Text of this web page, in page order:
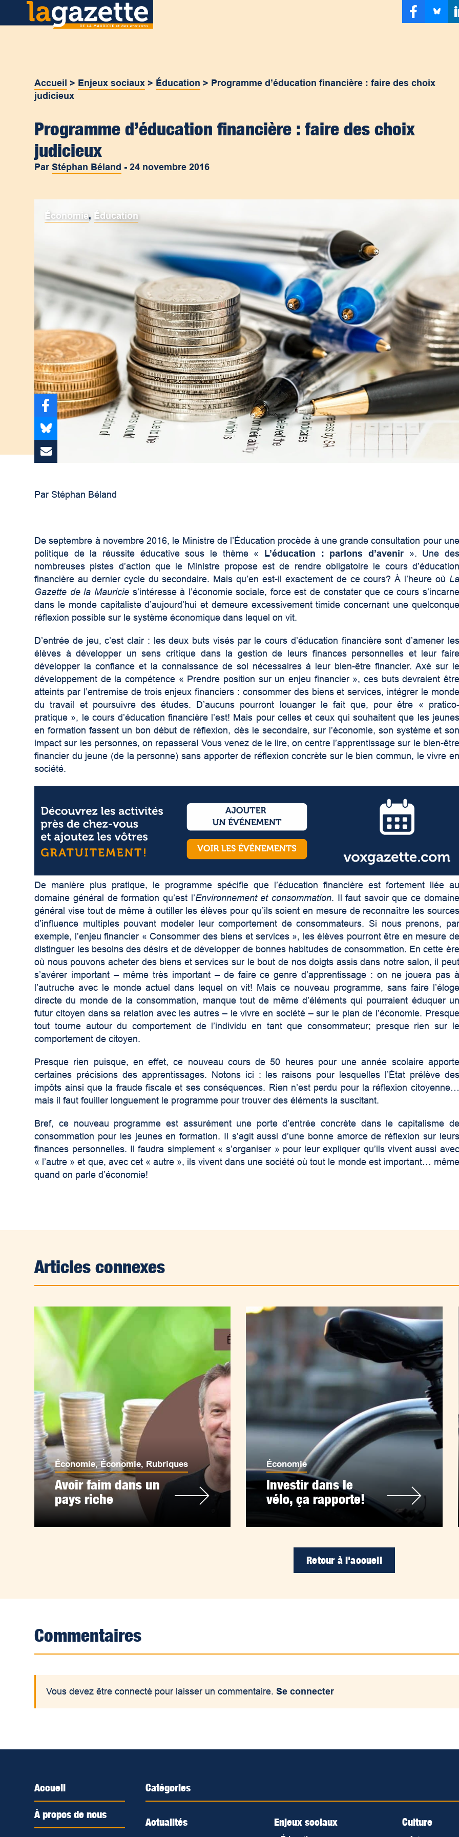
Accueil > Enjeux sociaux > Éducation > Programme d’éducation financière : faire des choix
judicieux
Programme d’éducation financière : faire des choix
judicieux
ParStéphan Béland -24 novembre 2016
Économie, Éducation
Par Stéphan Béland
De septembre à novembre 2016, le Ministre de l’Éducation procède à une grande consultation pour une
politique de la réussite éducative sous le thème «
L’éducation : parlons d’avenir». Une des
nombreuses pistes d’action que le Ministre propose est de rendre obligatoire le cours d’éducation
financière au dernier cycle du secondaire. Mais qu’en est-il exactement de ce cours? À l’heure où La
Gazette de la Mauricie s’intéresse à l’économie sociale, force est de constater que ce cours s’incarne
dans le monde capitaliste d’aujourd’hui et demeure excessivement timide concernant une quelconque
réflexion possible sur le système économique dans lequel on vit.
D’entrée de jeu, c’est clair : les deux buts visés par le cours d’éducation financière sont d’amener les
élèves à développer un sens critique dans la gestion de leurs finances personnelles et leur faire
développer la confiance et la connaissance de soi nécessaires à leur bien-être financier. Axé sur le
développement de la compétence « Prendre position sur un enjeu financier », ces buts devraient être
atteints par l’entremise de trois enjeux financiers : consommer des biens et services, intégrer le monde
du travail et poursuivre des études. D’aucuns pourront louanger le fait que, pour être « pratico-
pratique », le cours d’éducation financière l’est! Mais pour celles et ceux qui souhaitent que les jeunes
en formation fassent un bon début de réflexion, dès le secondaire, sur l’économie, son système et son
impact sur les personnes, on repassera! Vous venez de le lire, on centre l’apprentissage sur le bien-être
financier du jeune (de la personne) sans apporter de réflexion concrète sur le bien commun, le vivre en
société.
De manière plus pratique, le programme spécifie que l’éducation financière est fortement liée au
domaine général de formation qu’est l’Environnement et consommation. Il faut savoir que ce domaine
général vise tout de même à outiller les élèves pour qu’ils soient en mesure de reconnaître les sources
d’influence multiples pouvant modeler leur comportement de consommateurs. Si nous prenons, par
exemple, l’enjeu financier « Consommer des biens et services », les élèves pourront être en mesure de
distinguer les besoins des désirs et de développer de bonnes habitudes de consommation. En cette ère
où nous pouvons acheter des biens et services sur le bout de nos doigts assis dans notre salon, il peut
s’avérer important – même très important – de faire ce genre d’apprentissage : on ne jouera pas à
l’autruche avec le monde actuel dans lequel on vit! Mais ce nouveau programme, sans faire l’éloge
directe du monde de la consommation, manque tout de même d’éléments qui pourraient éduquer un
futur citoyen dans sa relation avec les autres – le vivre en société – sur le plan de l’économie. Presque
tout tourne autour du comportement de l’individu en tant que consommateur; presque rien sur le
comportement de citoyen.
Presque rien puisque, en effet, ce nouveau cours de 50 heures pour une année scolaire apporte
certaines précisions des apprentissages. Notons ici : les raisons pour lesquelles l’État prélève des
impôts ainsi que la fraude fiscale et ses conséquences. Rien n’est perdu pour la réflexion citoyenne…
mais il faut fouiller longuement le programme pour trouver des éléments la suscitant.
Bref, ce nouveau programme est assurément une porte d’entrée concrète dans le capitalisme de
consommation pour les jeunes en formation. Il s’agit aussi d’une bonne amorce de réflexion sur leurs
finances personnelles. Il faudra simplement « s’organiser » pour leur expliquer qu’ils vivent aussi avec
« l’autre » et que, avec cet « autre », ils vivent dans une société où tout le monde est important… même
quand on parle d’économie!
Articles connexes
Économie,Économie, Rubriques
Avoir faim dans un
pays riche
Économie
Investir dans le
vélo, ça rapporte!
Retour à l'accueil
Commentaires
Vous devez être connecté pour laisser un commentaire.Se connecter
Accueil
À propos de nous
Catégories
Actualités
Enjeux sociaux Culture